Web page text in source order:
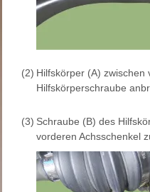
(2) Hilfskörper (A) zwischen
Hilfskörperschraube
(3) Schraube (B) des
vorderen Achsschenkel